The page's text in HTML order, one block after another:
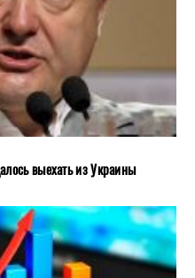
выехать из Украины